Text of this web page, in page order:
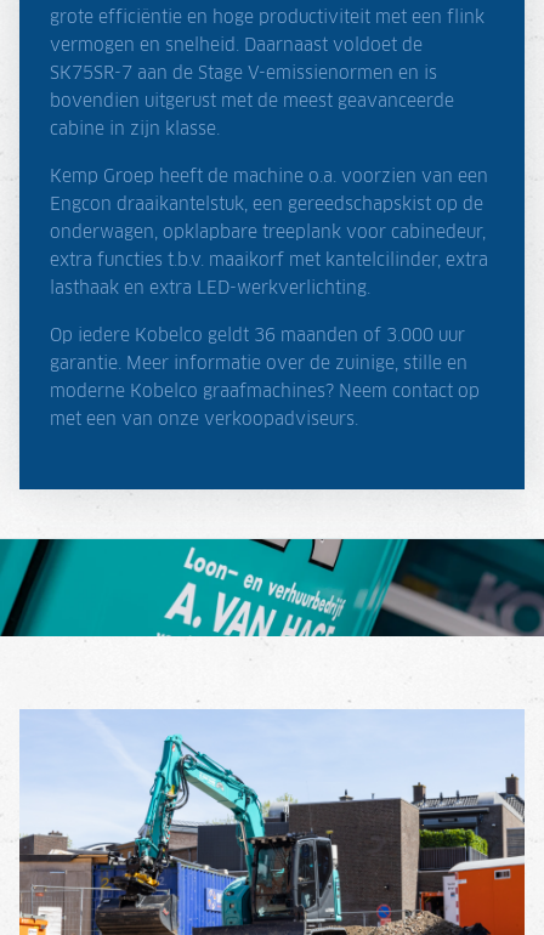
grote efficiëntie en hoge productiviteit met een flink
vermogen en snelheid. Daarnaast voldoet de
SK75SR-7 aan de Stage V-emissienormen en is
bovendien uitgerust met de meest geavanceerde
cabine in zijn klasse.
Kemp Groep heeft de machine o.a. voorzien van een
Engcon draaikantelstuk, een gereedschapskist op de
onderwagen, opklapbare treeplank voor cabinedeur,
extra functies t.b.v. maaikorf met kantelcilinder, extra
lasthaak en extra LED-werkverlichting.
Op iedere Kobelco geldt 36 maanden of 3.000 uur
garantie. Meer informatie over de zuinige, stille en
moderne Kobelco graafmachines? Neem contact op
met een van onze verkoopadviseurs.